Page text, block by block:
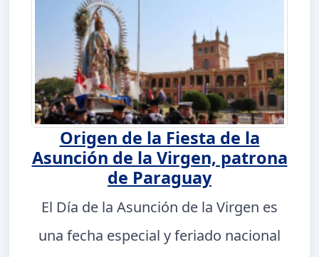
Origen de la Fiesta de la
Asunción de la Virgen, patrona
de Paraguay
El Día de la Asunción de la Virgen es
una fecha especial y feriado nacional